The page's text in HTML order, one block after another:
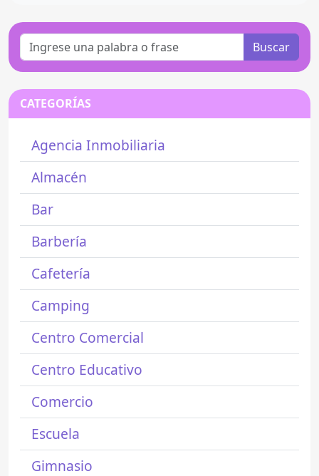
Buscar
CATEGORÍAS
Agencia Inmobiliaria
Almacén
Bar
Barbería
Cafetería
Camping
Centro Comercial
Centro Educativo
Comercio
Escuela
Gimnasio